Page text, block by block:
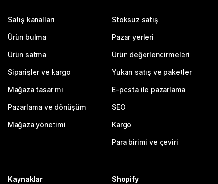
Satış kanalları
Ürün bulma
Ürün satma
Siparişler ve kargo
Mağaza tasarımı
Pazarlama ve dönüşüm
Mağaza yönetimi
Stoksuz satış
Pazar yerleri
Ürün değerlendirmeleri
Yukarı satış ve paketler
E-posta ile pazarlama
SEO
Kargo
Para birimi ve çeviri
Kaynaklar Shopify